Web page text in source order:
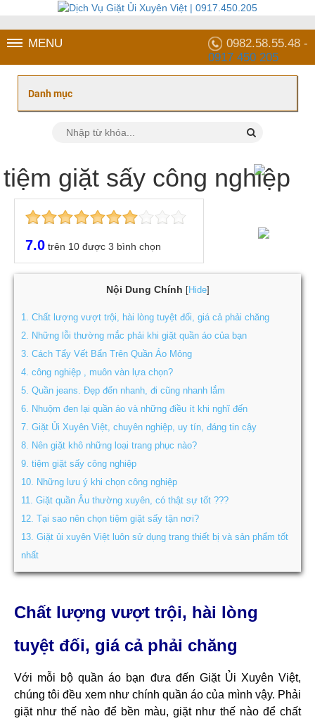
MENU
0982.58.55.48 -
0917 450 205
tiệm giặt sấy công nghiệp
7.0 trên 10 được 3 bình chọn
Nội Dung Chính [Hide]
1. Chất lượng vượt trội, hài lòng tuyệt đối, giá cả phải chăng
2. Những lỗi thường mắc phải khi giặt quần áo của bạn
3. Cách Tẩy Vết Bẩn Trên Quần Áo Mỏng
4. công nghiệp , muôn vàn lựa chọn?
5. Quần jeans. Đẹp đến nhanh, đi cũng nhanh lắm
6. Nhuộm đen lại quần áo và những điều ít khi nghĩ đến
7. Giặt Ủi Xuyên Việt, chuyên nghiệp, uy tín, đáng tin cậy
8. Nên giặt khô những loại trang phục nào?
9. tiệm giặt sấy công nghiệp
10. Những lưu ý khi chọn công nghiệp
11. Giặt quần Âu thường xuyên, có thật sự tốt ???
12. Tại sao nên chọn tiệm giặt sấy tận nơi?
13. Giặt ủi xuyên Việt luôn sử dụng trang thiết bị và sản phẩm tốt
nhất
Chất lượng vượt trội, hài lòng
tuyệt đối, giá cả phải chăng
Với mỗi bộ quần áo bạn đưa đến Giặt Ủi Xuyên Việt,
chúng tôi đều xem như chính quần áo của mình vậy. Phải
giặt như thế nào để bền màu, giặt như thế nào để chất